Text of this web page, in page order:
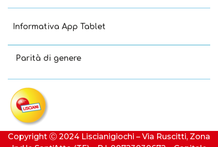
Informativa App Tablet
Parità di genere
Copyright Ⓒ 2024 Liscianigiochi – Via Ruscitti, Zona